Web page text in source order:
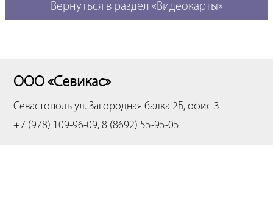
Вернуться в раздел «Видеокарты»
ООО «Севикас»
Севастополь ул. Загородная балка 2Б, офис 3
+7 (978) 109-96-09, 8 (8692) 55-95-05